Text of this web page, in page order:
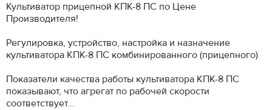
Культиватор прицепной КПК-8 ПС по Цене
Производителя!
Регулировка, устройство, настройка и назначение
культиватора КПК-8 ПС комбинированного (прицепного)
Показатели качества работы культиватора КПК-8 ПС
показывают, что агрегат по рабочей скорости
соответствует...